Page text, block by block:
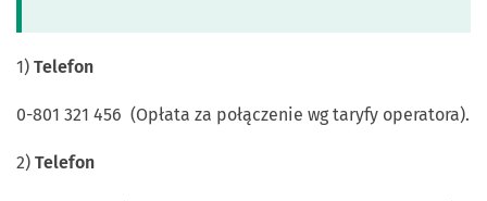
1) Telefon
0-801 321 456 (Opłata za połączenie wg taryfy operatora).
2) Telefon